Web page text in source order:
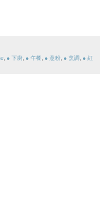
● 下廚 ● 午餐 ● 意粉 ● 烹調
● 紅